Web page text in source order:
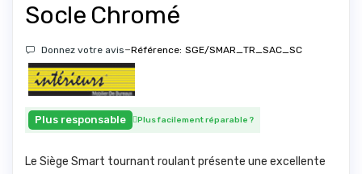
Socle Chromé
Donnez votre avis-Référence: SGE/SMAR_TR_SAC_SC
Plus responsable Plus facilement réparable ?
Le Siège Smart tournant roulant présente une excellente